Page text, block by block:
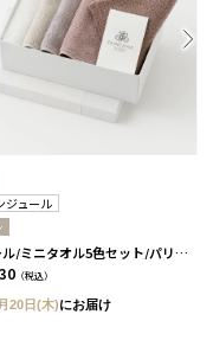
ジュール
デコール/ミニタオル5色セット/パリの夕暮れ［フランジュール］
（税込）
20日(木)にお届け